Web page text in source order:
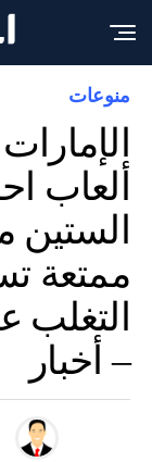
منوعات
ألعاب
الستين
ممتعة
التغلب
– أخبار